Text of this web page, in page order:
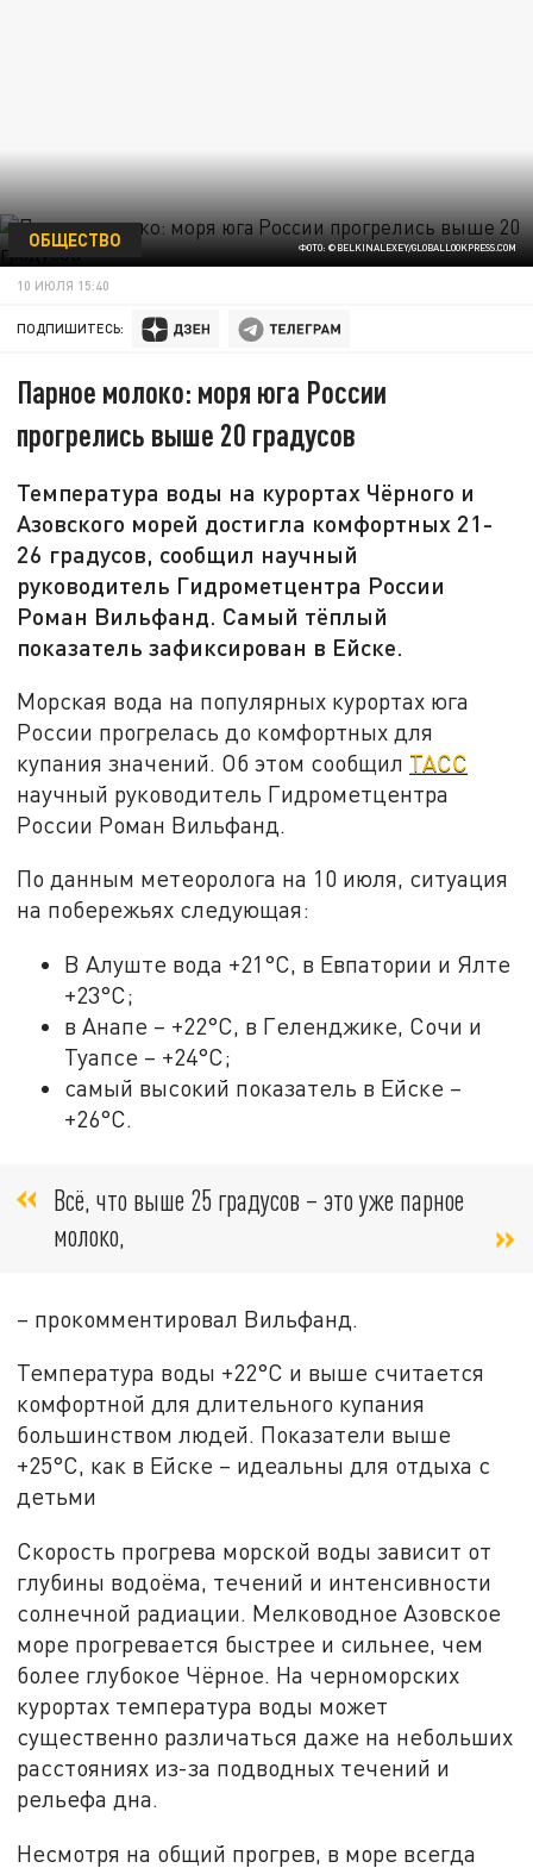
ФОТО: ©BELKINALEXEY/GLOBALLOOKPRESS.СOM
ОБЩЕСТВО
10 ИЮЛЯ 15:40
ПОДПИШИТЕСЬ:
Парное молоко: моря юга России
прогрелись выше 20 градусов
Температура воды на курортах Чёрного и
Азовского морей достигла комфортных 21-
26 градусов, сообщил научный
руководитель Гидрометцентра России
Роман Вильфанд. Самый тёплый
показатель зафиксирован в Ейске.
Морская вода на популярных курортах юга
России прогрелась до комфортных для
купания значений. Об этом сообщил ТАСС
научный руководитель Гидрометцентра
России Роман Вильфанд.
По данным метеоролога на 10 июля, ситуация
на побережьях следующая:
В Алуште вода +21°C, в Евпатории и Ялте
+23°C;
в Анапе – +22°C, в Геленджике, Сочи и
Туапсе – +24°C;
самый высокий показатель в Ейске –
+26°C.
Всё, что выше 25 градусов – это уже парное
молоко,
– прокомментировал Вильфанд.
Температура воды +22°C и выше считается
комфортной для длительного купания
большинством людей. Показатели выше
+25°C, как в Ейске – идеальны для отдыха с
детьми
Скорость прогрева морской воды зависит от
глубины водоёма, течений и интенсивности
солнечной радиации. Мелководное Азовское
море прогревается быстрее и сильнее, чем
более глубокое Чёрное. На черноморских
курортах температура воды может
существенно различаться даже на небольших
расстояниях из-за подводных течений и
рельефа дна.
Несмотря на общий прогрев, в море всегда